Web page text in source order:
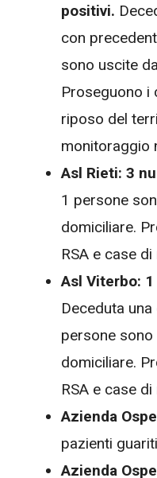
positivi.
con
sono uscite
Proseguono i
riposo del
monitoraggio
Asl Rieti: 3
1 persone
domiciliare.
RSA e case
Asl Viterbo:
Deceduta
persone sono
domiciliare.
RSA e case
Azienda
pazienti
Azienda